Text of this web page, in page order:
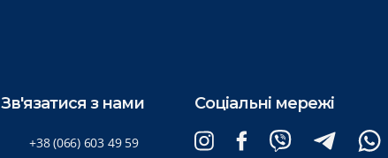
Зв'язатися з нами
+38 (066) 603 49 59
Соціальні мережі